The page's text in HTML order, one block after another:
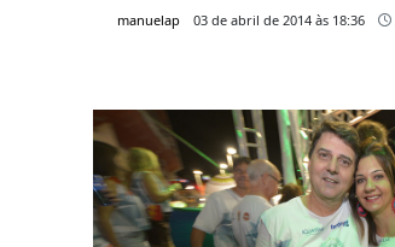
manuelap 03 de abril de 2014 às 18:36